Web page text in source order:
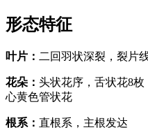
形态特征
叶片 ： 二回羽状深裂，裂片
花朵 ： 头状花序，舌状花8
心黄色管状花
根系 ： 直根系，主根发达